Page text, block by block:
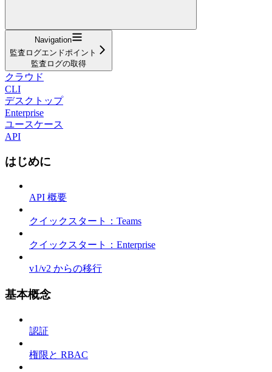
Navigation
監査ログエンドポイント
監査ログの取得
クラウド
CLI
デスクトップ
Enterprise
ユースケース
API
はじめに
API 概要
クイックスタート：Teams
クイックスタート：Enterprise
v1/v2 からの移行
基本概念
認証
権限と RBAC